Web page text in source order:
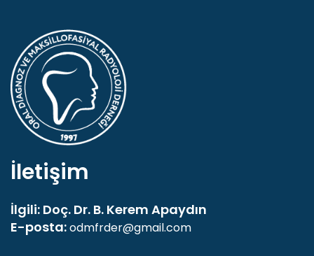
İletişim
İlgili: Doç. Dr. B. Kerem Apaydın
E-posta:odmfrder@gmail.com